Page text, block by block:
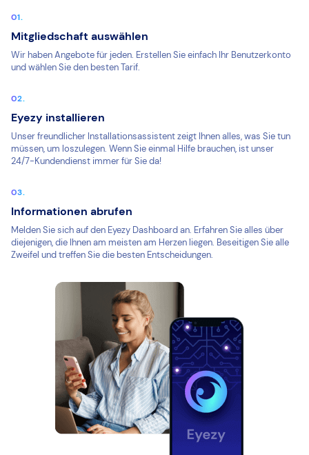
Mitgliedschaft auswählen
Wir haben Angebote für jeden. Erstellen Sie einfach Ihr Benutzerkonto
und wählen Sie den besten Tarif.
Eyezy installieren
Unser freundlicher Installationsassistent zeigt Ihnen alles, was Sie tun
müssen, um loszulegen. Wenn Sie einmal Hilfe brauchen, ist unser
24/7-Kundendienst immer für Sie da!
Informationen abrufen
Melden Sie sich auf den Eyezy Dashboard an. Erfahren Sie alles über
diejenigen, die Ihnen am meisten am Herzen liegen. Beseitigen Sie alle
Zweifel und treffen Sie die besten Entscheidungen.